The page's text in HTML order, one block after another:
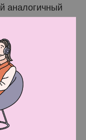
аналогичный
мебели на
мебель
получат свои
3 схемы